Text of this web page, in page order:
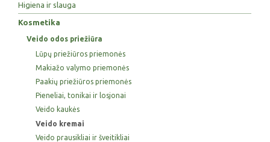
Higiena ir slauga
Kosmetika
Veido odos priežiūra
Lūpų priežiūros priemonės
Makiažo valymo priemonės
Paakių priežiūros priemonės
Pieneliai, tonikai ir losjonai
Veido kaukės
Veido kremai
Veido prausikliai ir šveitikliai